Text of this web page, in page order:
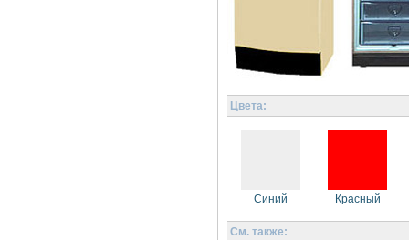
Цвета:
Синий Красный
См. также: